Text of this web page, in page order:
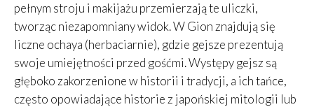
pełnym stroju i makijażu przemierzają te uliczki,
tworząc niezapomniany widok. W Gion znajdują się
liczne ochaya (herbaciarnie), gdzie gejsze prezentują
swoje umiejętności przed gośćmi. Występy gejsz są
głęboko zakorzenione w historii i tradycji, a ich tańce,
często opowiadające historie z japońskiej mitologii lub